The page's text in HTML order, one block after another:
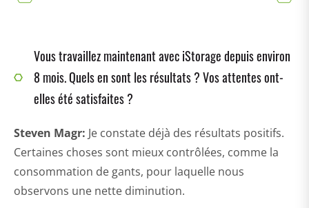
Vous travaillez maintenant avec iStorage depuis environ
8 mois. Quels en sont les résultats ? Vos attentes ont-
elles été satisfaites ?
Steven Magr: Je constate déjà des résultats positifs.
Certaines choses sont mieux contrôlées, comme la
consommation de gants, pour laquelle nous
observons une nette diminution.